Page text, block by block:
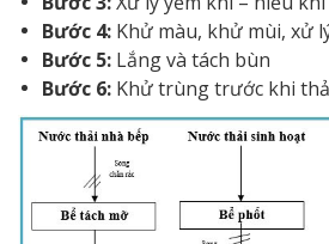
Bước 4: Khử màu, khử mùi, xử
Bước 5: Lắng và tách bùn
Bước 6: Khử trùng trước khi